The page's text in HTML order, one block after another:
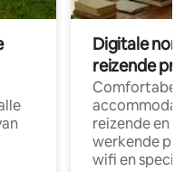
Digitale
reizende
Comfortabele
reizende en
werkende
wifi en